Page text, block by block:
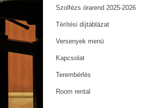
Szolfézs órarend 2025-2026
Térítési díjtáblázat
Versenyek menü
Kapcsolat
Terembérlés
Room rental